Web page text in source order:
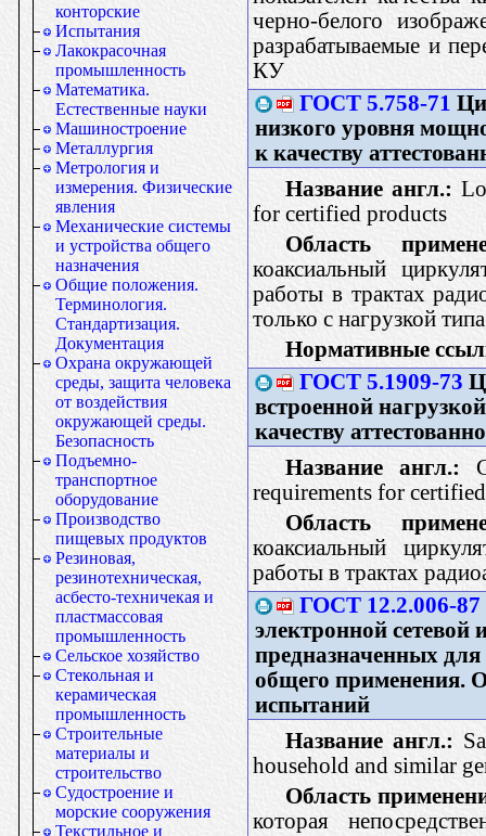
конторские
Испытания
Лакокрасочная
промышленность
Математика.
Естественные науки
Машиностроение
Металлургия
Метрология и
измерения. Физические
явления
Механические системы
и устройства общего
назначения
Общие положения.
Терминология.
Стандартизация.
Документация
Охрана окружающей
среды, защита человека
от воздействия
окружающей среды.
Безопасность
Подъемно-
транспортное
оборудование
Производство
пищевых продуктов
Резиновая,
резинотехническая,
асбесто-техничекая и
пластмассовая
промышленность
Сельское хозяйство
Стекольная и
керамическая
промышленность
Строительные
материалы и
строительство
Судостроение и
морские сооружения
Текстильное и
черно-белого
разрабатываемые и
КУ
ГОСТ 5.758-71
низкого уровня
к качеству
Название англ.:
for certified products
Область
коаксиальный
работы в трактах
только с нагрузкой
Нормативные
ГОСТ 5.1909-73
встроенной
качеству
Название англ.:
requirements for
Область
коаксиальный
работы в трактах
ГОСТ 12.2.006-87
электронной сетевой
предназначенных
общего применения.
испытаний
Название англ.:
household and similar
Область
которая